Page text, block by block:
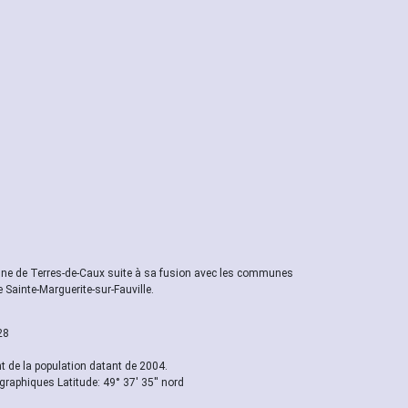
de Terres-de-Caux suite à sa fusion avec les communes
Sainte-Marguerite-sur-Fauville.
de la population datant de 2004.
Latitude: 49° 37' 35'' nord